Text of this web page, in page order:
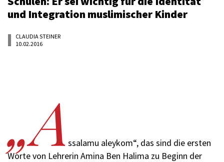
und Integration muslimischer Kinder
CLAUDIA STEINER
10.02.2016
„Assalamu aleykom“, das sind die ersten
Worte von Lehrerin Amina Ben Halima zu Beginn der